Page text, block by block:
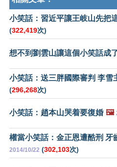
小笑話：習近平讓王岐山先把
(322,419次)
想不到劉雲山讓這個小笑話成
小笑話：送三胖國際審判 李雪
(296,268次)
小笑話：趙本山哭着要復婚 🖼️
權當小笑話：金正恩遭酷刑 牙
2014/10/22 (302,103次)